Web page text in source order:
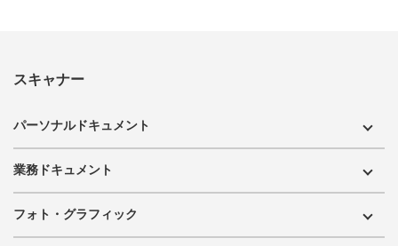
スキャナー
パーソナルドキュメント
業務ドキュメント
フォト・グラフィック